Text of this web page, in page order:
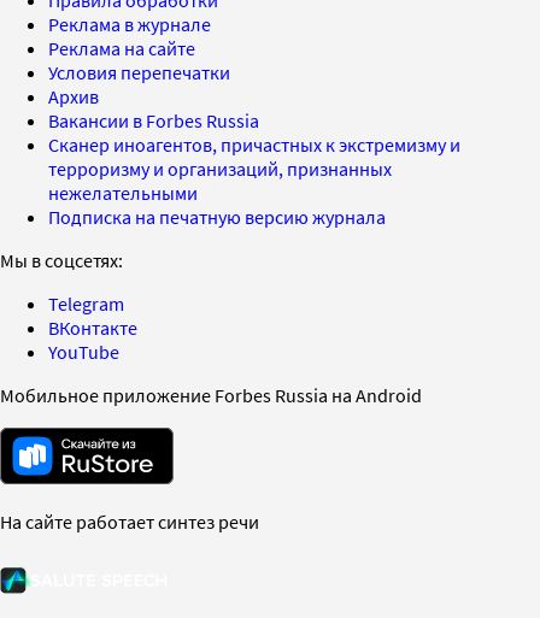
Реклама в журнале
Реклама на сайте
Условия перепечатки
Архив
Вакансии в Forbes Russia
Сканер иноагентов, причастных к экстремизму и
терроризму и организаций, признанных
нежелательными
Подписка на печатную версию журнала
Мы в соцсетях:
Telegram
ВКонтакте
YouTube
Мобильное приложение Forbes Russia на Android
На сайте работает синтез речи